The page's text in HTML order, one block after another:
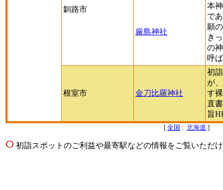
釧路市
厳島神社
本
で
願
き
の
呼
根室市 金刀比羅神社
初
が
す
直
旨
[ 全国 : 北海道 ]
初詣スポットのご利益や最寄駅などの情報をご覧いただ